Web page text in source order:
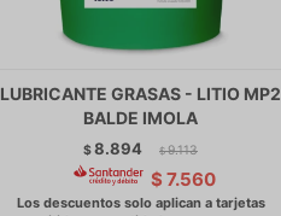
LUBRICANTE GRASAS - LITIO MP2
BALDE IMOLA
$8.894 $ 9.113
$ 7.560